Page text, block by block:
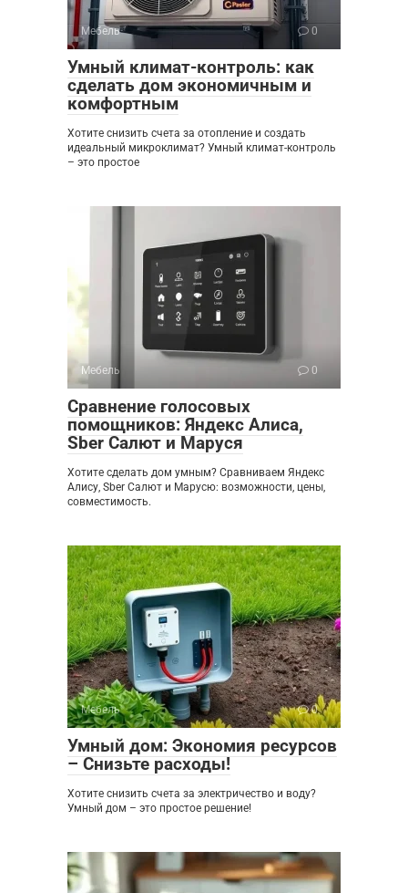
Мебель 0
Умный климат-контроль: как
сделать дом экономичным и
комфортным
Хотите снизить счета за отопление и создать
идеальный микроклимат? Умный климат-контроль
– это простое
Мебель 0
Сравнение голосовых
помощников: Яндекс Алиса,
Sber Салют и Маруся
Хотите сделать дом умным? Сравниваем Яндекс
Алису, Sber Салют и Марусю: возможности, цены,
совместимость.
Мебель 0
Умный дом: Экономия ресурсов
– Снизьте расходы!
Хотите снизить счета за электричество и воду?
Умный дом – это простое решение!